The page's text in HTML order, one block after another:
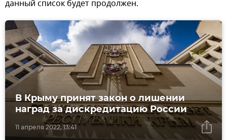
данный список будет продолжен.
11 апреля 2022, 13:41
В Крыму принят закон о лишении
наград за дискредитацию России